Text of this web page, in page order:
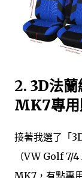
2. 3D法蘭
MK7專用
接著我選了「
（VW Golf 7/
MK7，有點專